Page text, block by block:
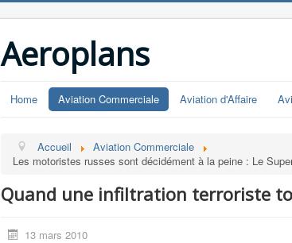
Aeroplans
Home Aviation Commerciale Aviation d'Affaire
Accueil
Aviation Commerciale
Les motoristes russes sont décidément à la peine : Le
Quand une infiltration terroriste
13 mars 2010